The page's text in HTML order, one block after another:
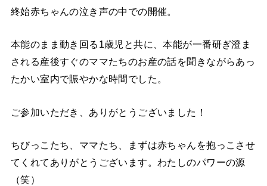
終始赤ちゃんの泣き声の中での開催。
本能のまま動き回る1歳児と共に、本能が一番研ぎ澄ま
される産後すぐのママたちのお産の話を聞きながらあっ
たかい室内で賑やかな時間でした。
ご参加いただき、ありがとうございました！
ちびっこたち、ママたち、まずは赤ちゃんを抱っこさせ
てくれてありがとうございます。わたしのパワーの源
（笑）